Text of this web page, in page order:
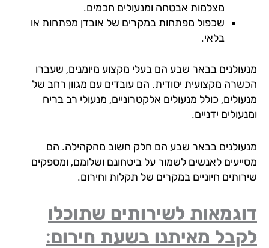
מצלמות אבטחה ומנעולים חכמים.
שכפול מפתחות במקרים של אובדן מפתחות או
בלאי.
בבאר שבע הם בעלי מקצוע מיומנים, שעברו
מקצועית יסודית. הם עובדים עם מגוון רחב של
כולל מנעולים אלקטרוניים, מנעולי רב בריח
ידניים.
בבאר שבע הם חלק חשוב מהקהילה. הם
לאנשים לשמור על ביטחונם ושלומם, ומספקים
חיוניים במקרים של תקלות וחירום.
לשירותים שתוכלו
מאיתנו בשעת חירום: